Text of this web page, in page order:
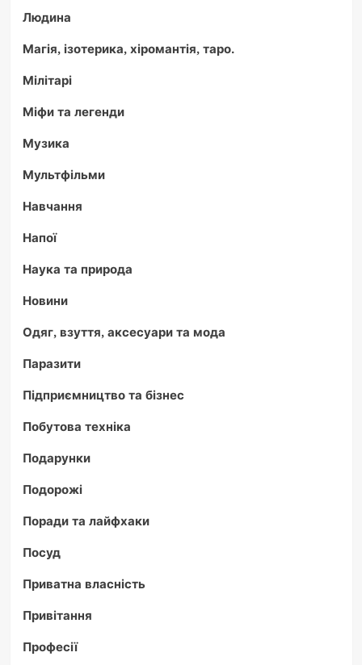
Людина
Магія, ізотерика, хіромантія, таро.
Мілітарі
Міфи та легенди
Музика
Мультфільми
Навчання
Напої
Наука та природа
Новини
Одяг, взуття, аксесуари та мода
Паразити
Підприємництво та бізнес
Побутова техніка
Подарунки
Подорожі
Поради та лайфхаки
Посуд
Приватна власність
Привітання
Професії